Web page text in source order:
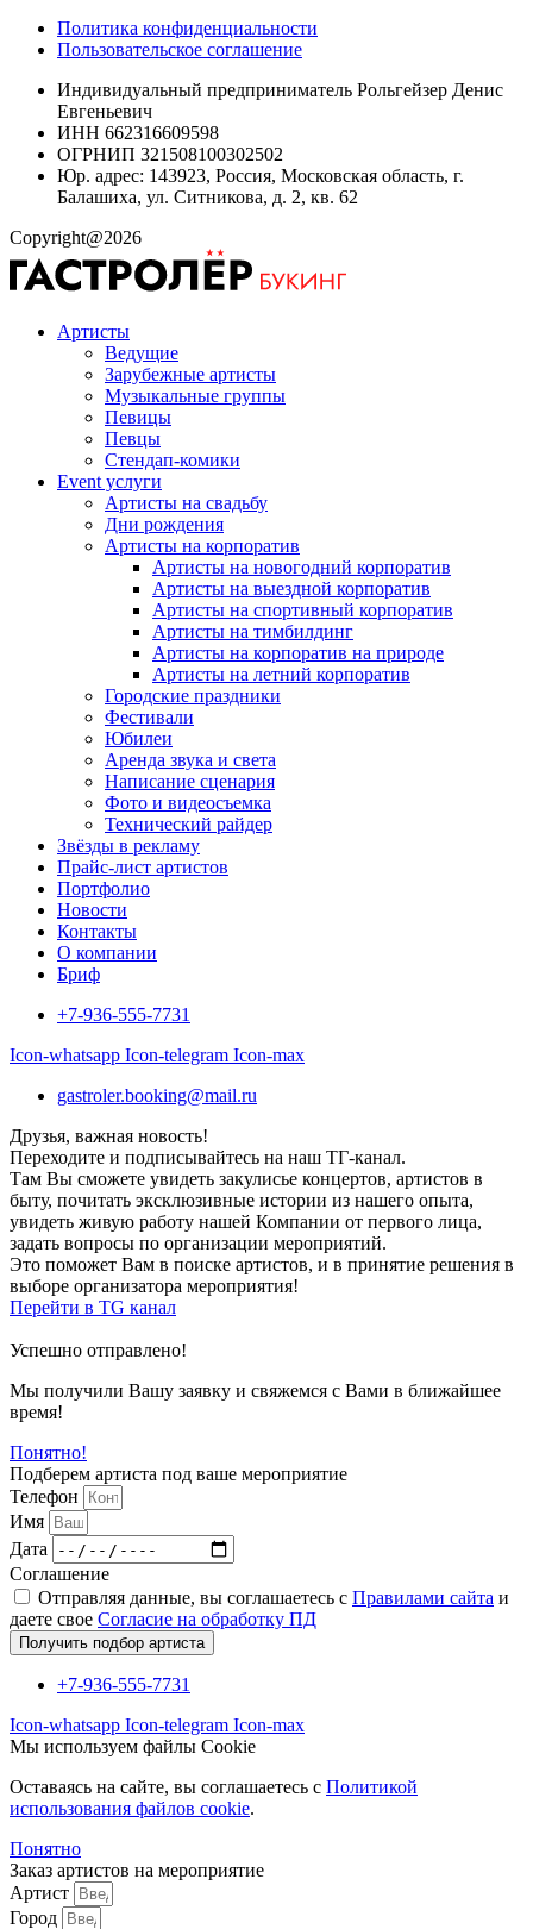
Политика конфиденциальности
Пользовательское соглашение
Индивидуальный предприниматель Рольгейзер Денис
Евгеньевич
ИНН 662316609598
ОГРНИП 321508100302502
Юр. адрес: 143923, Россия, Московская область, г.
Балашиха, ул. Ситникова, д. 2, кв. 62
Copyright@2026
Артисты
Ведущие
Зарубежные артисты
Музыкальные группы
Певицы
Певцы
Стендап-комики
Event услуги
Артисты на свадьбу
Дни рождения
Артисты на корпоратив
Артисты на новогодний корпоратив
Артисты на выездной корпоратив
Артисты на спортивный корпоратив
Артисты на тимбилдинг
Артисты на корпоратив на природе
Артисты на летний корпоратив
Городские праздники
Фестивали
Юбилеи
Аренда звука и света
Написание сценария
Фото и видеосъемка
Технический райдер
Звёзды в рекламу
Прайс-лист артистов
Портфолио
Новости
Контакты
О компании
Бриф
+7-936-555-7731
Icon-whatsapp Icon-telegram Icon-max
gastroler.booking@mail.ru
Друзья, важная новость!
Переходите и подписывайтесь на наш ТГ-канал.
Там Вы сможете увидеть закулисье концертов, артистов в
быту, почитать эксклюзивные истории из нашего опыта,
увидеть живую работу нашей Компании от первого лица,
задать вопросы по организации мероприятий.
Это поможет Вам в поиске артистов, и в принятие решения в
выборе организатора мероприятия!
Перейти в TG канал
Успешно отправлено!
Мы получили Вашу заявку и свяжемся с Вами в ближайшее
время!
Понятно!
Подберем артиста под ваше мероприятие
Телефон
Имя
Дата
Соглашение
Отправляя данные, вы соглашаетесь с Правилами сайта и
даете свое Согласие на обработку ПД
Получить подбор артиста
+7-936-555-7731
Icon-whatsapp Icon-telegram Icon-max
Мы используем файлы Cookie
Оставаясь на сайте, вы соглашаетесь c Политикой
использования файлов cookie.
Понятно
Заказ артистов на мероприятие
Артист
Город